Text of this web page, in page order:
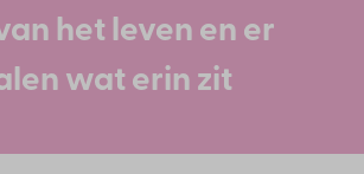
het leven en er
wat erin zit